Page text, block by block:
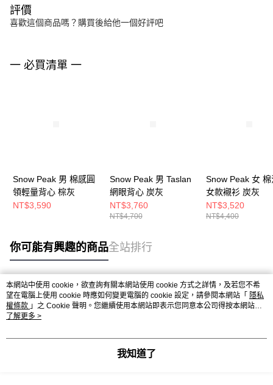
評價
喜歡這個商品嗎？購買後給他一個好評吧
一 必買清單 一
Snow Peak 男 棉感圓
領輕量背心 棕灰
NT$3,590
Snow Peak 男 Taslan
網眼背心 炭灰
NT$3,760
NT$4,700
Snow Peak 女 棉
女款襯衫 炭灰
NT$3,520
NT$4,400
你可能有興趣的商品全站排行
熱門標籤
本網站中使用 cookie，欲查詢有關本網站使用 cookie 方式之詳情，及若您不希
望在電腦上使用 cookie 時應如何變更電腦的 cookie 設定，請參閱本網站「 隱私
權條款 」之 Cookie 聲明。您繼續使用本網站即表示您同意本公司得按本網站使
用條款之 Cookie 聲明使用 cookie。
了解更多 >
我知道了